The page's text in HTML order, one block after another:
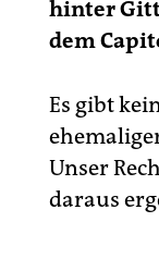
hinter
dem
Es gibt
Unser
daraus